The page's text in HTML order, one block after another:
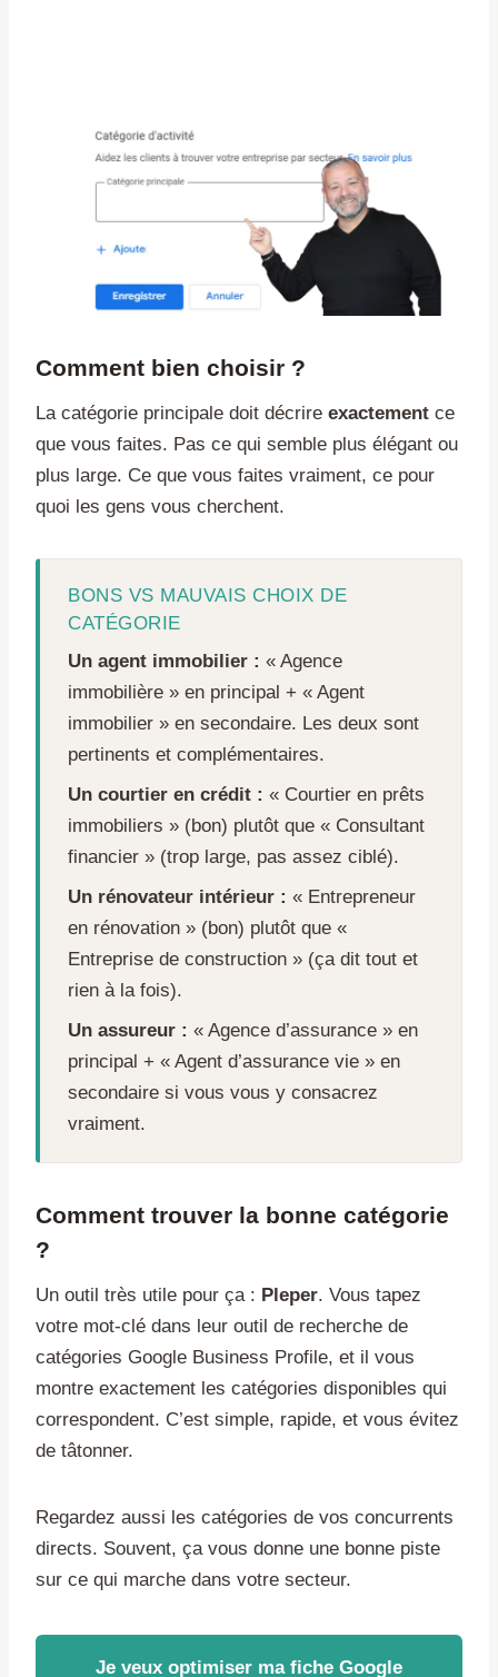
Comment bien choisir ?
La catégorie principale doit décrire exactement ce
que vous faites. Pas ce qui semble plus élégant ou
plus large. Ce que vous faites vraiment, ce pour
quoi les gens vous cherchent.
BONS VS MAUVAIS CHOIX DE
CATÉGORIE
Un agent immobilier : « Agence
immobilière » en principal + « Agent
immobilier » en secondaire. Les deux sont
pertinents et complémentaires.
Un courtier en crédit : « Courtier en prêts
immobiliers » (bon) plutôt que « Consultant
financier » (trop large, pas assez ciblé).
Un rénovateur intérieur : « Entrepreneur
en rénovation » (bon) plutôt que «
Entreprise de construction » (ça dit tout et
rien à la fois).
Un assureur : « Agence d’assurance » en
principal + « Agent d’assurance vie » en
secondaire si vous vous y consacrez
vraiment.
Comment trouver la bonne catégorie
?
Un outil très utile pour ça : Pleper. Vous tapez
votre mot-clé dans leur outil de recherche de
catégories Google Business Profile, et il vous
montre exactement les catégories disponibles qui
correspondent. C’est simple, rapide, et vous évitez
de tâtonner.
Regardez aussi les catégories de vos concurrents
directs. Souvent, ça vous donne une bonne piste
sur ce qui marche dans votre secteur.
Je veux optimiser ma fiche Google